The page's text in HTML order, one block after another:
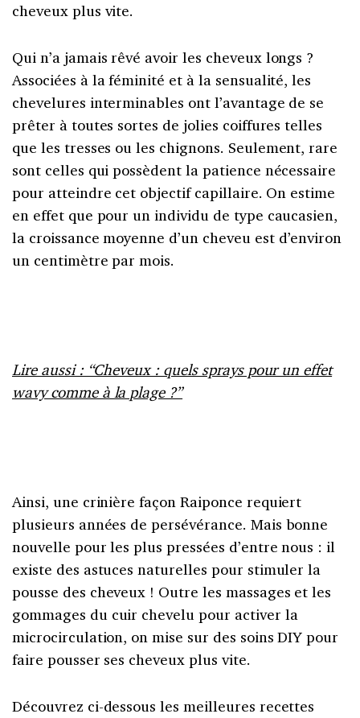
cheveux plus vite.
Qui n’a jamais rêvé avoir les cheveux longs ?
Associées à la féminité et à la sensualité, les
chevelures interminables ont l’avantage de se
prêter à toutes sortes de jolies coiffures telles
que les tresses ou les chignons. Seulement, rare
sont celles qui possèdent la patience nécessaire
pour atteindre cet objectif capillaire. On estime
en effet que pour un individu de type caucasien,
la croissance moyenne d’un cheveu est d’environ
un centimètre par mois.
Lire aussi : “Cheveux : quels sprays pour un effet
wavy comme à la plage ?”
Ainsi, une crinière façon Raiponce requiert
plusieurs années de persévérance. Mais bonne
nouvelle pour les plus pressées d’entre nous : il
existe des astuces naturelles pour stimuler la
pousse des cheveux ! Outre les massages et les
gommages du cuir chevelu pour activer la
microcirculation, on mise sur des soins DIY pour
faire pousser ses cheveux plus vite.
Découvrez ci-dessous les meilleures recettes